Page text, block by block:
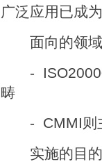
广泛应用已成
面向的领域
- ISO20000
畴
- CMMI则主
实施的目的